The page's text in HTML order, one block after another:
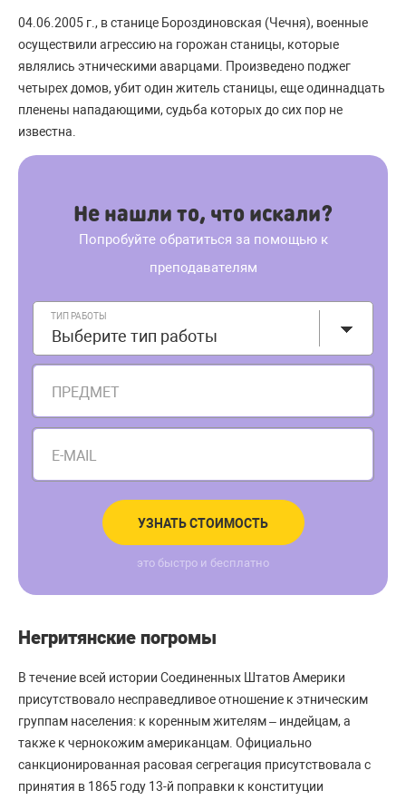
04.06.2005 г., в станице Бороздиновская (Чечня), военные
осуществили агрессию на горожан станицы, которые
являлись этническими аварцами. Произведено поджег
четырех домов, убит один житель станицы, еще одиннадцать
пленены нападающими, судьба которых до сих пор не
известна.
Не нашли то, что искали?
Попробуйте обратиться за помощью к
преподавателям
ТИП РАБОТЫ
Выберите тип работы
ПРЕДМЕТ
E-MAIL
УЗНАТЬ СТОИМОСТЬ
это быстро и бесплатно
Негритянские погромы
В течение всей истории Соединенных Штатов Америки
присутствовало несправедливое отношение к этническим
группам населения: к коренным жителям – индейцам, а
также к чернокожим американцам. Официально
санкционированная расовая сегрегация присутствовала с
принятия в 1865 году 13-й поправки к конституции